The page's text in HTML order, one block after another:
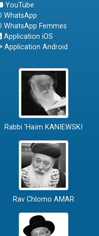
YouTube
WhatsApp
WhatsApp Femmes
Application iOS
Application Android
Rabbi 'Haïm KANIEWSKI
Rav Chlomo AMAR